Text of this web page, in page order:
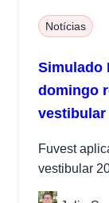
Notícias
Simulado
domingo
vestibular
Fuvest
vestibular
horários,